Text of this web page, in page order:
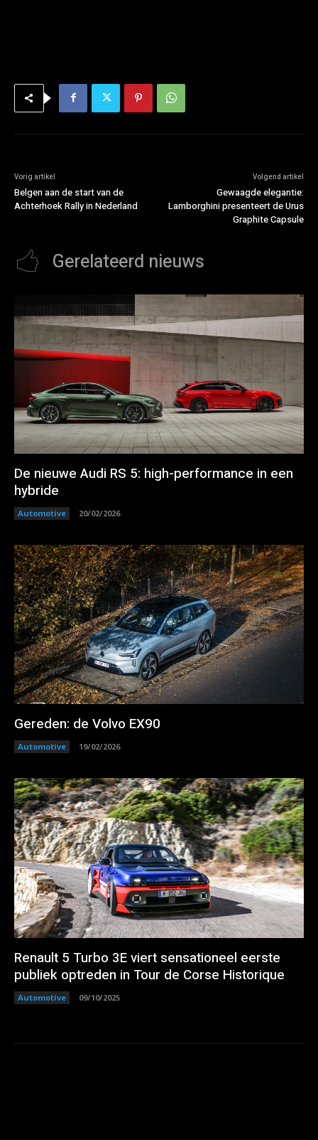
Vorig artikel
Belgen aan de start van de
Achterhoek Rally in Nederland
Volgend artikel
Gewaagde elegantie:
Lamborghini presenteert de Urus
Graphite Capsule
Gerelateerd nieuws
De nieuwe Audi RS 5: high-performance in een
hybride
Automotive 20/02/2026
Gereden: de Volvo EX90
Automotive 19/02/2026
Renault 5 Turbo 3E viert sensationeel eerste
publiek optreden in Tour de Corse Historique
Automotive 09/10/2025